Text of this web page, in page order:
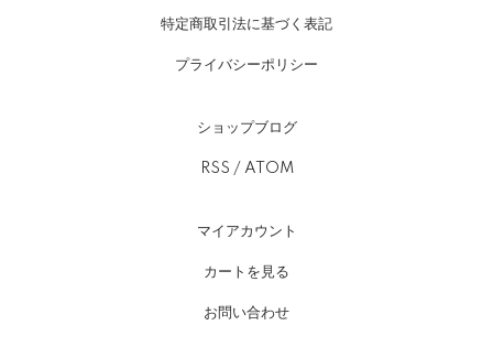
特定商取引法に基づく表記
プライバシーポリシー
ショップブログ
RSS / ATOM
マイアカウント
カートを見る
お問い合わせ